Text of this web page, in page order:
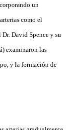
un
como el
David Spence y su
examinaron las
y la formación de